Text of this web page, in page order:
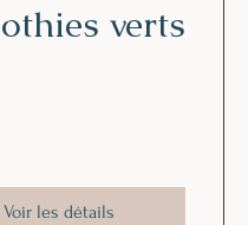
verts
Voir les détails